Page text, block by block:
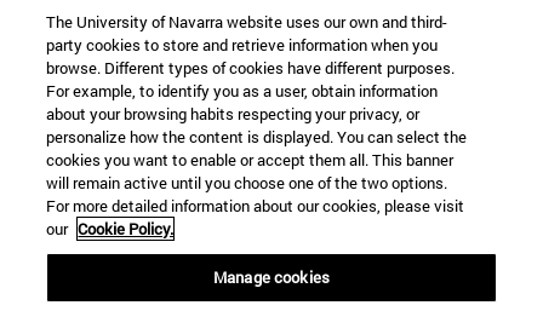
The University of Navarra website uses our own and third-
party cookies to store and retrieve information when you
browse. Different types of cookies have different purposes.
For example, to identify you as a user, obtain information
about your browsing habits respecting your privacy, or
personalize how the content is displayed. You can select the
cookies you want to enable or accept them all. This banner
will remain active until you choose one of the two options.
For more detailed information about our cookies, please visit
our Cookie Policy.
Manage cookies